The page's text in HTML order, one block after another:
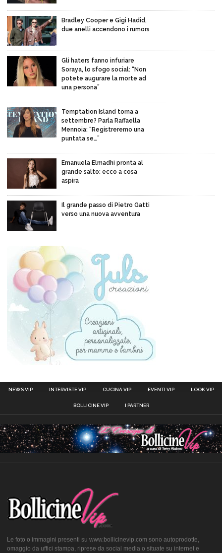
Bradley Cooper e Gigi Hadid,
due anelli accendono i rumors
Gli haters fanno infuriare
Soraya, lo sfogo social: “Non
potete augurare la morte ad
una persona”
Temptation Island torna a
settembre? Parla Raffaella
Mennoia: “Registreremo una
puntata se…”
Emanuela Elmadhi pronta al
grande salto: ecco a cosa
aspira
Il grande passo di Pietro Gatti
verso una nuova avventura
NEWS VIP INTERVISTE VIP CUCINA VIP EVENTI VIP LOOK VIP
BOLLICINE VIP I PARTNER
Le foto o immagini presenti su www.bollicinevip.com sono autoprodotte,
omaggio da uffici stampa, riprese da social media o situate su internet e